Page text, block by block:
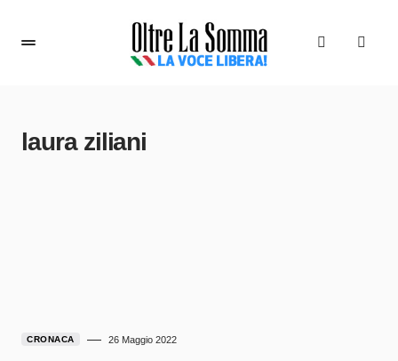
laura ziliani
CRONACA 26 Maggio 2022